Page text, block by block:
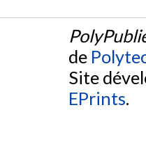
de
Site
EPrints.